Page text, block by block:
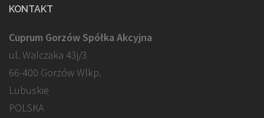
KONTAKT
Cuprum Gorzów Spółka Akcyjna
ul. Walczaka 43j/3
66-400 Gorzów Wlkp.
Lubuskie
POLSKA